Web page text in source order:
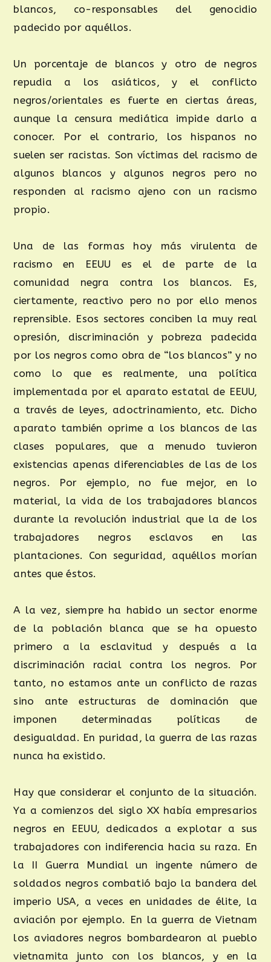
blancos, co-responsables del genocidio
padecido por aquéllos.
Un porcentaje de blancos y otro de negros
repudia a los asiáticos, y el conflicto
negros/orientales es fuerte en ciertas áreas,
aunque la censura mediática impide darlo a
conocer. Por el contrario, los hispanos no
suelen ser racistas. Son víctimas del racismo de
algunos blancos y algunos negros pero no
responden al racismo ajeno con un racismo
propio.
Una de las formas hoy más virulenta de
racismo en EEUU es el de parte de la
comunidad negra contra los blancos. Es,
ciertamente, reactivo pero no por ello menos
reprensible. Esos sectores conciben la muy real
opresión, discriminación y pobreza padecida
por los negros como obra de “los blancos” y no
como lo que es realmente, una política
implementada por el aparato estatal de EEUU,
a través de leyes, adoctrinamiento, etc. Dicho
aparato también oprime a los blancos de las
clases populares, que a menudo tuvieron
existencias apenas diferenciables de las de los
negros. Por ejemplo, no fue mejor, en lo
material, la vida de los trabajadores blancos
durante la revolución industrial que la de los
trabajadores negros esclavos en las
plantaciones. Con seguridad, aquéllos morían
antes que éstos.
A la vez, siempre ha habido un sector enorme
de la población blanca que se ha opuesto
primero a la esclavitud y después a la
discriminación racial contra los negros. Por
tanto, no estamos ante un conflicto de razas
sino ante estructuras de dominación que
imponen determinadas políticas de
desigualdad. En puridad, la guerra de las razas
nunca ha existido.
Hay que considerar el conjunto de la situación.
Ya a comienzos del siglo XX había empresarios
negros en EEUU, dedicados a explotar a sus
trabajadores con indiferencia hacia su raza. En
la II Guerra Mundial un ingente número de
soldados negros combatió bajo la bandera del
imperio USA, a veces en unidades de élite, la
aviación por ejemplo. En la guerra de Vietnam
los aviadores negros bombardearon al pueblo
vietnamita junto con los blancos, y en la